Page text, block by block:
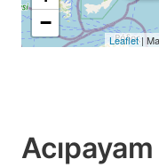
−
Leaflet|